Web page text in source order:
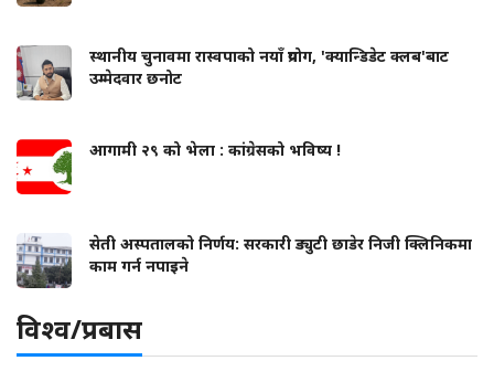
स्थानीय चुनावमा रास्वपाको नयाँ प्रयोग, 'क्यान्डिडेट क्लब'बाट
उम्मेदवार छनोट
आगामी २९ को भेला : कांग्रेसको भविष्य !
सेती अस्पतालको निर्णय: सरकारी ड्युटी छाडेर निजी क्लिनिकमा
काम गर्न नपाइने
विश्व/प्रबास